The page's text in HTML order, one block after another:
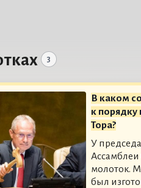
3
В каком
к
Тора?
У
молоток.
был